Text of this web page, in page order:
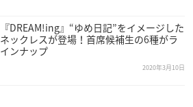
『DREAM!ing』“ゆめ日記”をイメージした
ネックレスが登場！首席候補生の6種がラ
インナップ
2020年3月10日